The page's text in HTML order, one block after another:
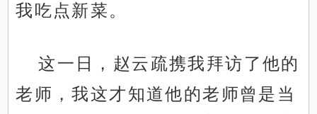
我吃点新菜。
这一日，赵云疏携我拜访了他的
老师，我这才知道他的老师曾是当